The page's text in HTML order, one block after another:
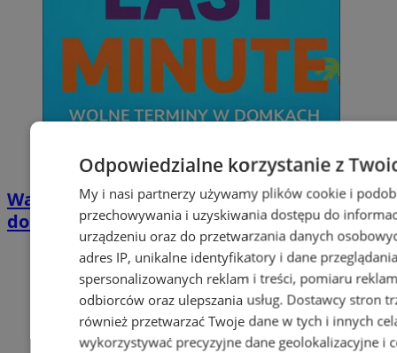
Wakacyjny wypoczynek nad Bałtykiem w
domkach Szmaragdowe Morze
Odpowiedzialne korzystanie z
My i nasi partnerzy używamy plików cookie i
przechowywania i uzyskiwania dostępu do
urządzeniu oraz do przetwarzania danych
adres IP, unikalne identyfikatory i dane
spersonalizowanych reklam i treści, pomiaru
odbiorców oraz ulepszania usług. Dostawcy stron
również przetwarzać Twoje dane w tych i innych
wykorzystywać precyzyjne dane geolokalizacyjne i